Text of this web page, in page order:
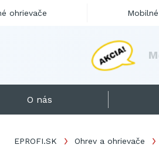
M
O nás
EPROFI.SK Ohrev a ohrievače
ohrievače